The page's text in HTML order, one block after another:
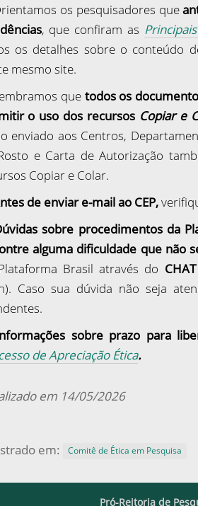
os pesquisadores que
, que confiram as
os detalhes sobre o conteúdo
mesmo site.
que todos os
o uso dos recursos Copiar e
enviado aos Centros,
e Carta de Autorização
Copiar e Colar.
de enviar e-mail ao CEP,
úvidas sobre procedimentos da
alguma dificuldade que não
Brasil através do CHAT
Caso sua dúvida não seja
sobre prazo para
de Apreciação Ética.
em 14/05/2026
em: Comitê de Ética em Pesquisa
Pró-Reitoria de